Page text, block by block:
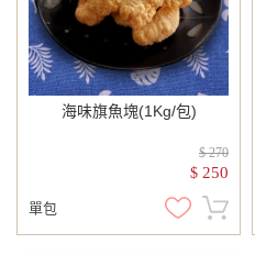
海味旗魚塊(1Kg/包)
$ 270
$ 250
單包